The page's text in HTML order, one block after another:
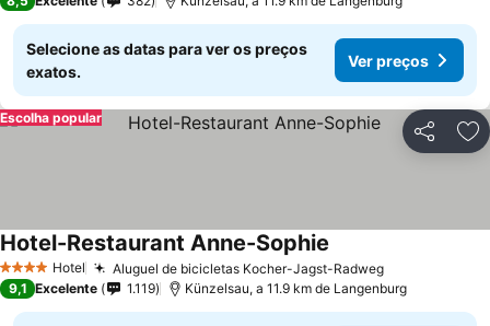
Selecione as datas para ver os preços
exatos.
Ver preços
Partilhar
Escolha popular
4 EstrelasHotel Aluguel de bicicletas Kocher-Jagst-Radweg
Hotel-Restaurant Anne-Sophie
9,1 Excelente 1.119 Künzelsau, a 11.9 km de Langenburg